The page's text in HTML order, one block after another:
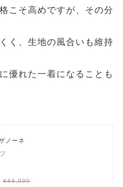
こそ高めですが、その分
く、生地の風合いも維持
優れた一着になることも
ノーネ
¥44,000